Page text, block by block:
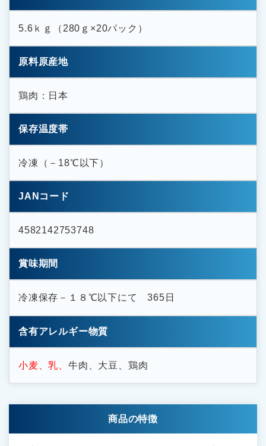
5.6ｋｇ（280ｇ×20パック）
原料原産地
鶏肉：日本
保存温度帯
冷凍（－18℃以下）
JANコード
4582142753748
賞味期間
冷凍保存－１８℃以下にて 365日
含有アレルギー物質
小麦、乳、 牛肉、大豆、鶏肉
商品の特徴